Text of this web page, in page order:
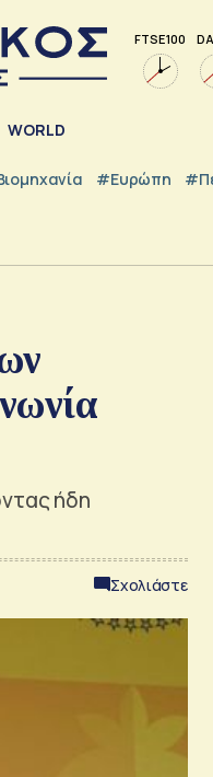
FTSE 100
WORLD
#Ευρώπη
ήδη
Σχολιάστε